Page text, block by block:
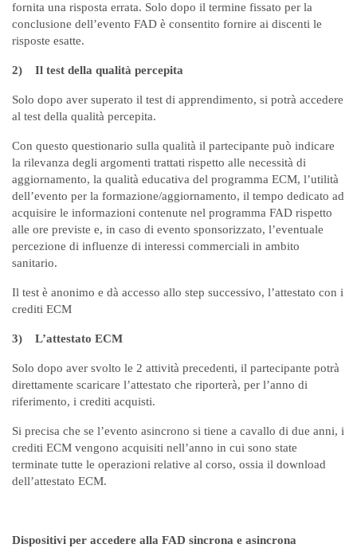
fornita una risposta errata. Solo dopo il termine fissato per la
conclusione dell’evento FAD è consentito fornire ai discenti le
risposte esatte.
2) Il test della qualità percepita
Solo dopo aver superato il test di apprendimento, si potrà accedere
al test della qualità percepita.
Con questo questionario sulla qualità il partecipante può indicare
la rilevanza degli argomenti trattati rispetto alle necessità di
aggiornamento, la qualità educativa del programma ECM, l’utilità
dell’evento per la formazione/aggiornamento, il tempo dedicato ad
acquisire le informazioni contenute nel programma FAD rispetto
alle ore previste e, in caso di evento sponsorizzato, l’eventuale
percezione di influenze di interessi commerciali in ambito
sanitario.
Il test è anonimo e dà accesso allo step successivo, l’attestato con i
crediti ECM
3) L’attestato ECM
Solo dopo aver svolto le 2 attività precedenti, il partecipante potrà
direttamente scaricare l’attestato che riporterà, per l’anno di
riferimento, i crediti acquisti.
Si precisa che se l’evento asincrono si tiene a cavallo di due anni, i
crediti ECM vengono acquisiti nell’anno in cui sono state
terminate tutte le operazioni relative al corso, ossia il download
dell’attestato ECM.
Dispositivi per accedere alla FAD sincrona e asincrona